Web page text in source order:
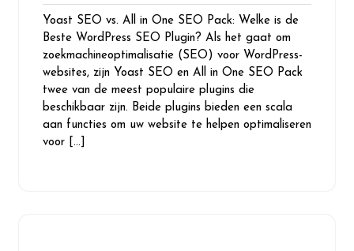
april
2026
reacties
Yoast SEO vs. All in One SEO Pack: Welke is de
Beste WordPress SEO Plugin? Als het gaat om
zoekmachineoptimalisatie (SEO) voor WordPress-
websites, zijn Yoast SEO en All in One SEO Pack
twee van de meest populaire plugins die
beschikbaar zijn. Beide plugins bieden een scala
aan functies om uw website te helpen optimaliseren
voor […]